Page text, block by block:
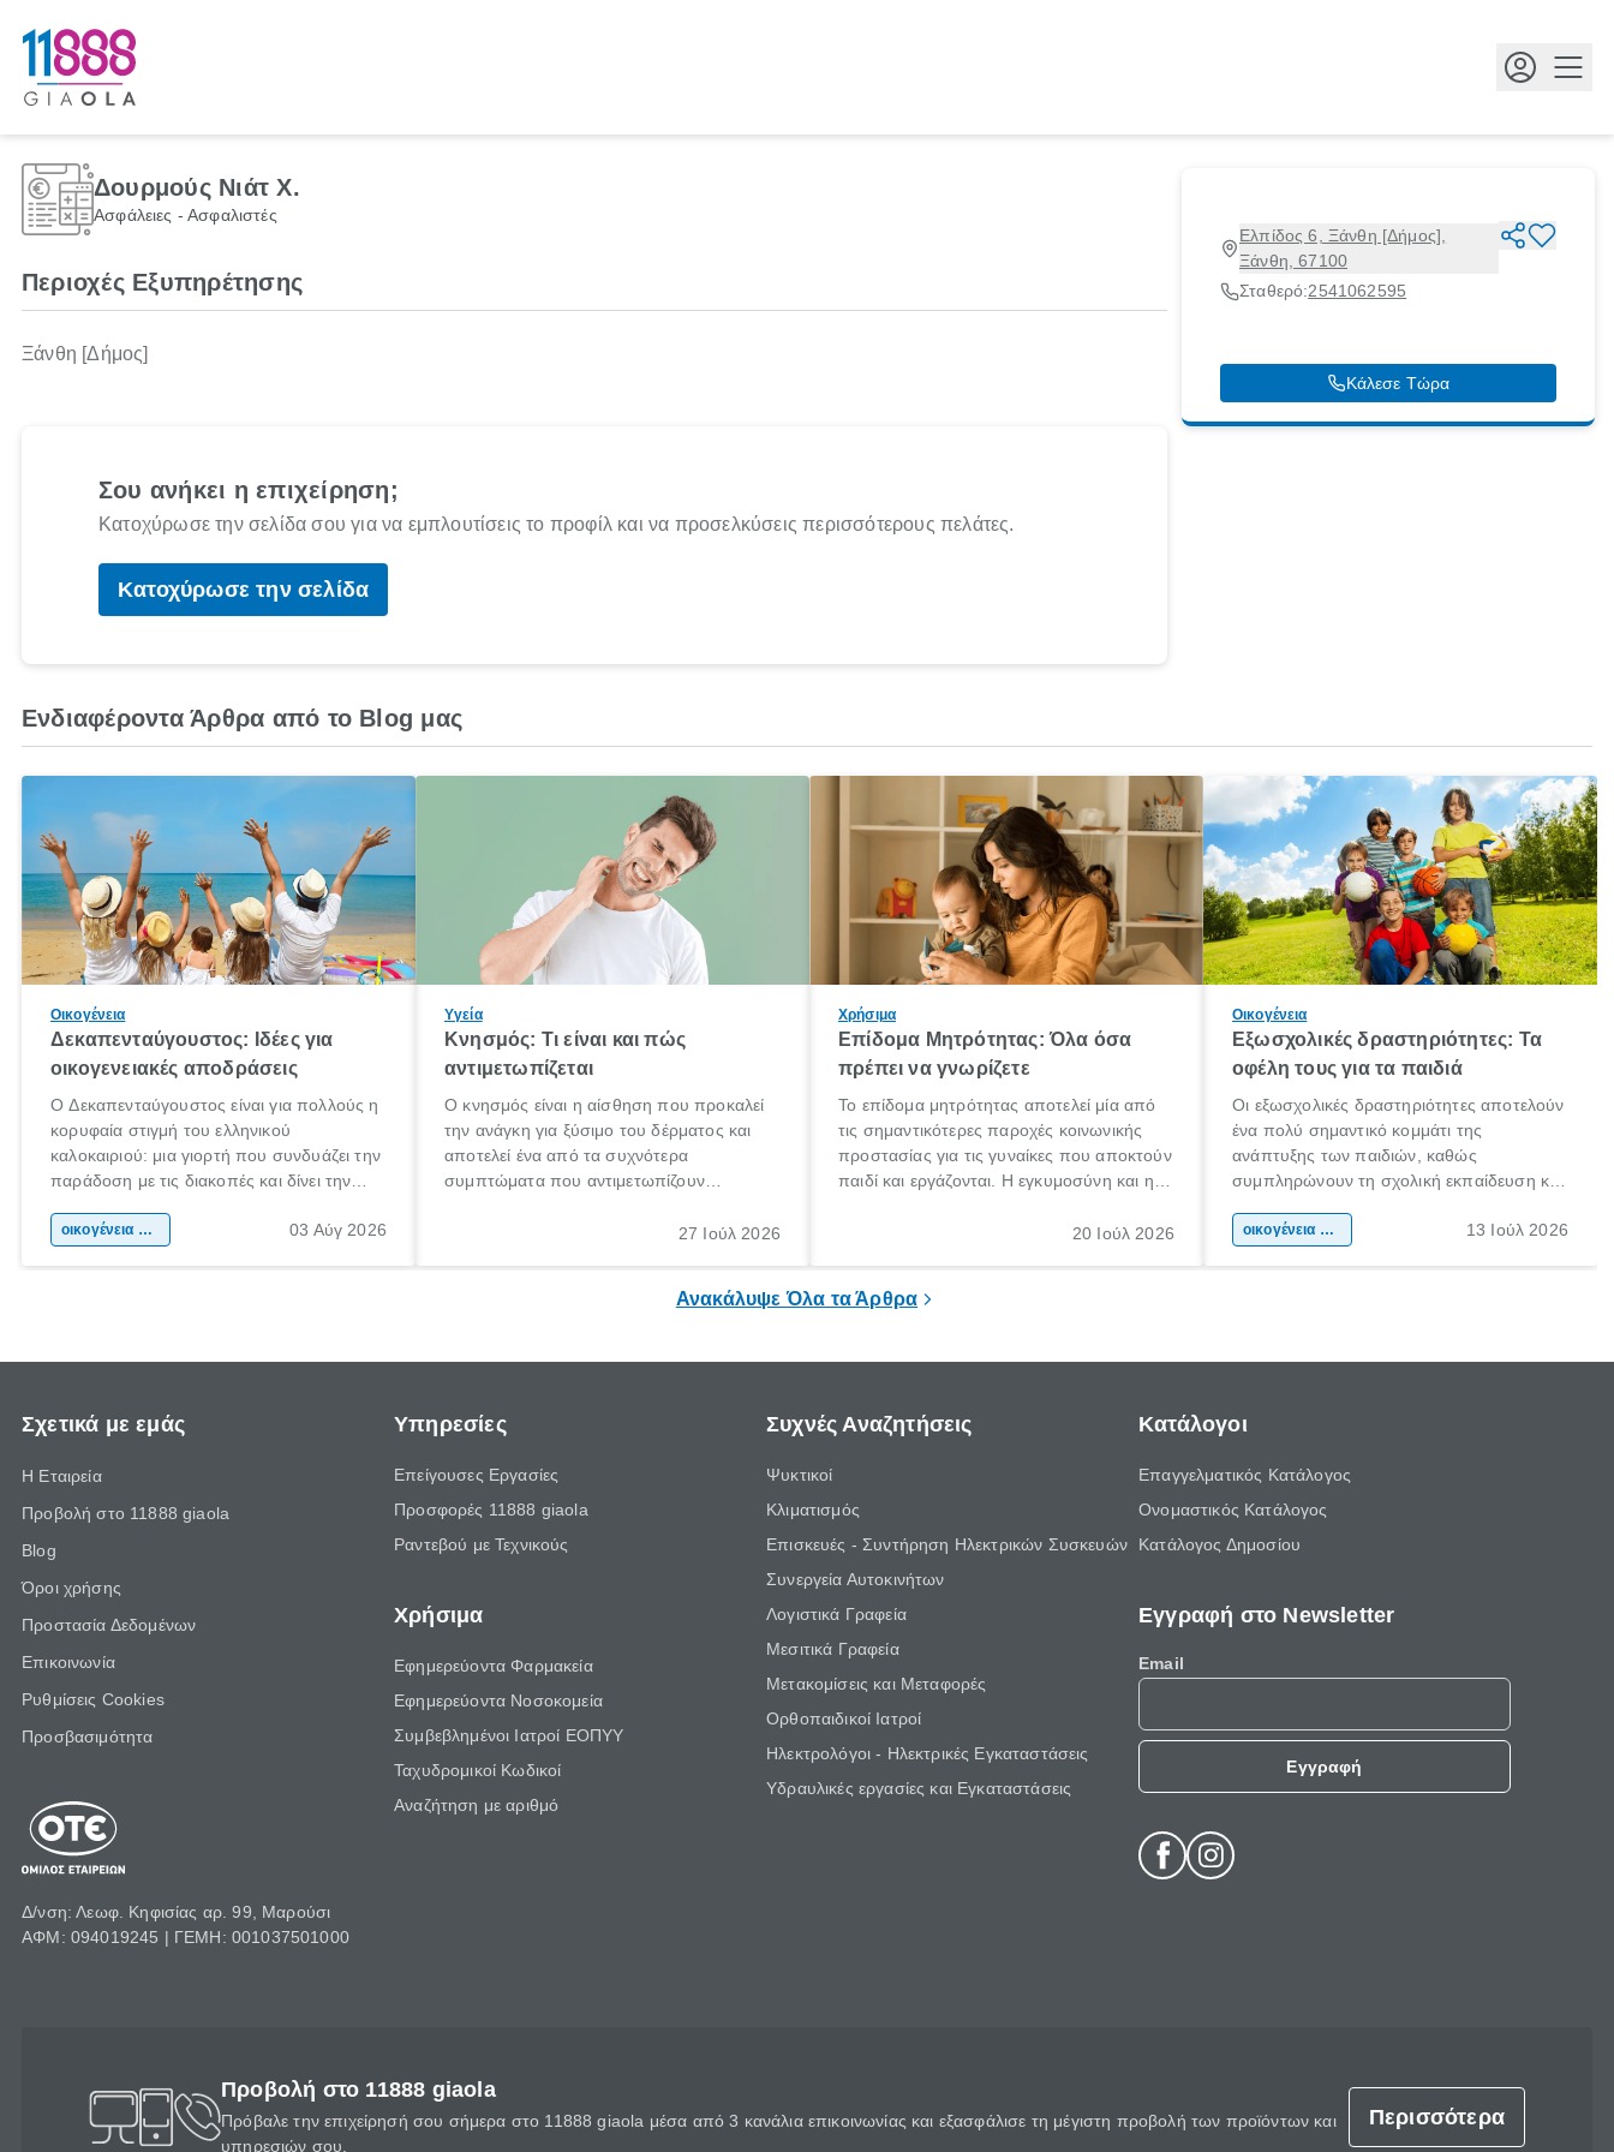
Δουρμούς Νιάτ Χ.
Ασφάλειες - Ασφαλιστές
Ελπίδος 6, Ξάνθη [Δήμος],
Ξάνθη, 67100
Σταθερό:2541062595
Κάλεσε Τώρα
Περιοχές Εξυπηρέτησης
Ξάνθη [Δήμος]
Σου ανήκει η επιχείρηση;
Κατοχύρωσε την σελίδα σου για να εμπλουτίσεις το προφίλ και να προσελκύσεις περισσότερους πελάτες.
Κατοχύρωσε την σελίδα
Ενδιαφέροντα Άρθρα από το Blog μας
Οικογένεια
Δεκαπενταύγουστος: Ιδέες για
οικογενειακές αποδράσεις
Ο Δεκαπενταύγουστος είναι για πολλούς η
κορυφαία στιγμή του ελληνικού
καλοκαιριού: μια γιορτή που συνδυάζει την
παράδοση με τις διακοπές και δίνει την
χώρας. Είτε πρόκειται για λίγες μέρες
οικογένεια & παιδί 03 Αύγ 2026
Υγεία
Κνησμός: Τι είναι και πώς
αντιμετωπίζεται
Ο κνησμός είναι η αίσθηση που προκαλεί
την ανάγκη για ξύσιμο του δέρματος και
αποτελεί ένα από τα συχνότερα
συμπτώματα που αντιμετωπίζουν
πληροφορίες για το «κνησμός τι είναι»,
27 Ιούλ 2026
Χρήσιμα
Επίδομα Μητρότητας: Όλα όσα
πρέπει να γνωρίζετε
Το επίδομα μητρότητας αποτελεί μία από
τις σημαντικότερες παροχές κοινωνικής
προστασίας για τις γυναίκες που αποκτούν
παιδί και εργάζονται. Η εγκυμοσύνη και η
σημαντική περίοδος στη ζωή κάθε20 Ιούλ 2026
Οικογένεια
Εξωσχολικές δραστηριότητες: Τα
οφέλη τους για τα παιδιά
Οι εξωσχολικές δραστηριότητες αποτελούν
ένα πολύ σημαντικό κομμάτι της
ανάπτυξης των παιδιών, καθώς
συμπληρώνουν τη σχολική εκπαίδευση και
της προσωπικότητας, της κοινωνικότητας
οικογένεια & παιδί 13 Ιούλ 2026
Ανακάλυψε Όλα τα Άρθρα
Σχετικά με εμάς
Η Εταιρεία
Προβολή στο 11888 giaola
Blog
Όροι χρήσης
Προστασία Δεδομένων
Επικοινωνία
Ρυθμίσεις Cookies
Προσβασιμότητα
Δ/νση: Λεωφ. Κηφισίας αρ. 99, Μαρούσι
ΑΦΜ: 094019245 | ΓΕΜΗ: 001037501000
Υπηρεσίες
Επείγουσες Εργασίες
Προσφορές 11888 giaola
Ραντεβού με Τεχνικούς
Χρήσιμα
Εφημερεύοντα Φαρμακεία
Εφημερεύοντα Νοσοκομεία
Συμβεβλημένοι Ιατροί ΕΟΠΥΥ
Ταχυδρομικοί Κωδικοί
Αναζήτηση με αριθμό
Συχνές Αναζητήσεις
Ψυκτικοί
Κλιματισμός
Επισκευές - Συντήρηση Ηλεκτρικών Συσκευών
Συνεργεία Αυτοκινήτων
Λογιστικά Γραφεία
Μεσιτικά Γραφεία
Μετακομίσεις και Μεταφορές
Ορθοπαιδικοί Ιατροί
Ηλεκτρολόγοι - Ηλεκτρικές Εγκαταστάσεις
Υδραυλικές εργασίες και Εγκαταστάσεις
Κατάλογοι
Επαγγελματικός Κατάλογος
Ονομαστικός Κατάλογος
Κατάλογος Δημοσίου
Εγγραφή στο Newsletter
Email
Εγγραφή
Προβολή στο 11888 giaola
Πρόβαλε την επιχείρησή σου σήμερα στο 11888 giaola μέσα από 3 κανάλια επικοινωνίας και εξασφάλισε τη μέγιστη προβολή των προϊόντων και
υπηρεσιών σου.
Περισσότερα